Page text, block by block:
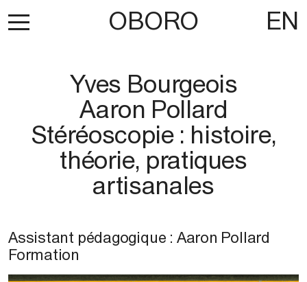
OBORO EN
Yves Bourgeois
Aaron Pollard
Stéréoscopie : histoire,
théorie, pratiques
artisanales
Assistant pédagogique : Aaron Pollard
Formation